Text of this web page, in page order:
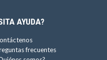
AYUDA?
frecuentes